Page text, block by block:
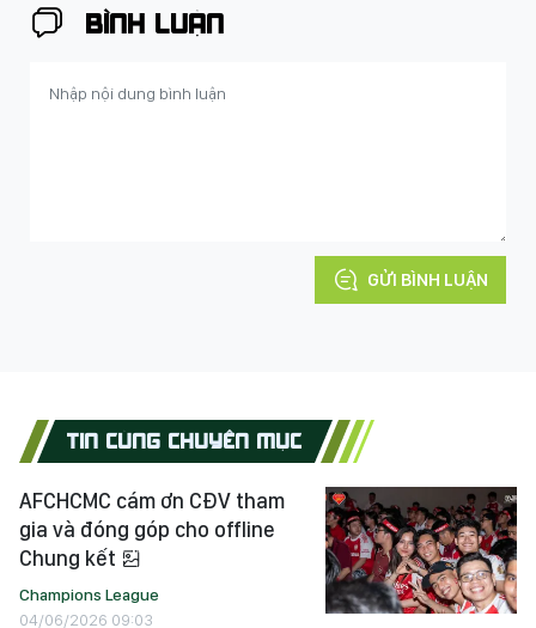
BÌNH LUẬN
GỬI BÌNH LUẬN
TIN CÙNG CHUYÊN MỤC
AFCHCMC cám ơn CĐV tham
gia và đóng góp cho offline
Chung kết
Champions League
04/06/2026 09:03